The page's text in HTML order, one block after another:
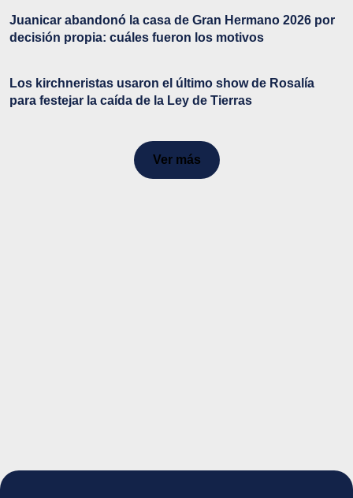
Juanicar abandonó la casa de Gran Hermano 2026 por
decisión propia: cuáles fueron los motivos
Los kirchneristas usaron el último show de Rosalía
para festejar la caída de la Ley de Tierras
Ver más